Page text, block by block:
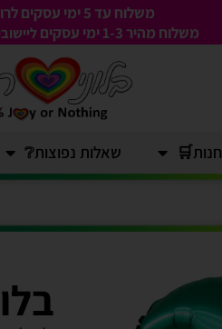
משלוח עד 5 ימי עסקים לרוב חלקי הארץ!
משלוח מהיר 1-3
ימי עסקים
חנות🛒 שאלות נפוצות❔